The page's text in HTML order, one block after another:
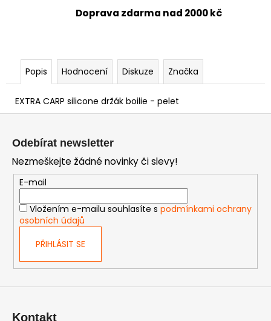
Doprava zdarma nad 2000 kč
Popis Hodnocení Diskuze Značka
EXTRA CARP silicone držák boilie - pelet
Odebírat newsletter
Nezmeškejte žádné novinky či slevy!
E-mail
Vložením e-mailu souhlasíte s podmínkami ochrany
osobních údajů
PŘIHLÁSIT SE
Kontakt